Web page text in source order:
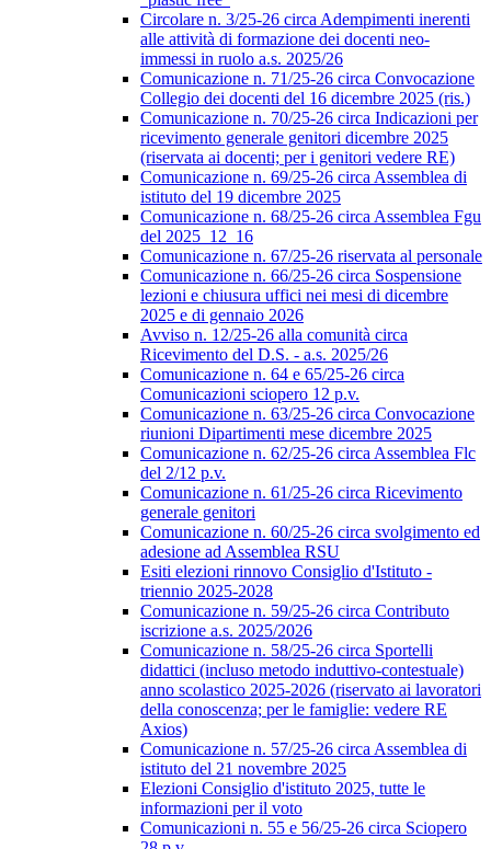
Circolare n. 3/25-26 circa Adempimenti inerenti
alle attività di formazione dei docenti neo-
immessi in ruolo a.s. 2025/26
Comunicazione n. 71/25-26 circa Convocazione
Collegio dei docenti del 16 dicembre 2025 (ris.)
Comunicazione n. 70/25-26 circa Indicazioni per
ricevimento generale genitori dicembre 2025
(riservata ai docenti; per i genitori vedere RE)
Comunicazione n. 69/25-26 circa Assemblea di
istituto del 19 dicembre 2025
Comunicazione n. 68/25-26 circa Assemblea Fgu
del 2025_12_16
Comunicazione n. 67/25-26 riservata al personale
Comunicazione n. 66/25-26 circa Sospensione
lezioni e chiusura uffici nei mesi di dicembre
2025 e di gennaio 2026
Avviso n. 12/25-26 alla comunità circa
Ricevimento del D.S. - a.s. 2025/26
Comunicazione n. 64 e 65/25-26 circa
Comunicazioni sciopero 12 p.v.
Comunicazione n. 63/25-26 circa Convocazione
riunioni Dipartimenti mese dicembre 2025
Comunicazione n. 62/25-26 circa Assemblea Flc
del 2/12 p.v.
Comunicazione n. 61/25-26 circa Ricevimento
generale genitori
Comunicazione n. 60/25-26 circa svolgimento ed
adesione ad Assemblea RSU
Esiti elezioni rinnovo Consiglio d'Istituto -
triennio 2025-2028
Comunicazione n. 59/25-26 circa Contributo
iscrizione a.s. 2025/2026
Comunicazione n. 58/25-26 circa Sportelli
didattici (incluso metodo induttivo-contestuale)
anno scolastico 2025-2026 (riservato ai lavoratori
della conoscenza; per le famiglie: vedere RE
Axios)
Comunicazione n. 57/25-26 circa Assemblea di
istituto del 21 novembre 2025
Elezioni Consiglio d'istituto 2025, tutte le
informazioni per il voto
Comunicazioni n. 55 e 56/25-26 circa Sciopero